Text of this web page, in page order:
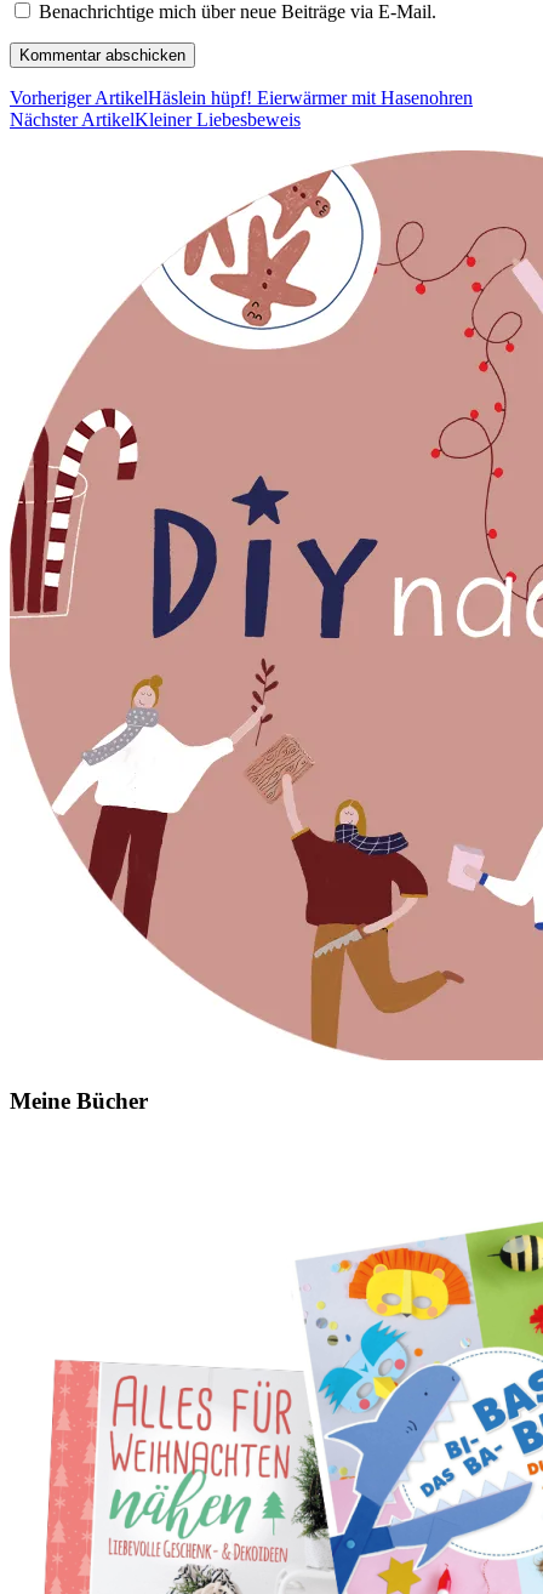
Benachrichtige mich über neue Beiträge via E-Mail.
Vorheriger ArtikelHäslein hüpf! Eierwärmer mit Hasenohren
Nächster ArtikelKleiner Liebesbeweis
Meine Bücher